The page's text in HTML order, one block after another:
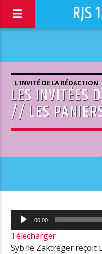
RJS
L'INVITÉ DE LA RÉDACTION
LES INVITÉES
// LES
Lecteur
audio
00:00
Télécharger
Sybille Zaktreger reçoit